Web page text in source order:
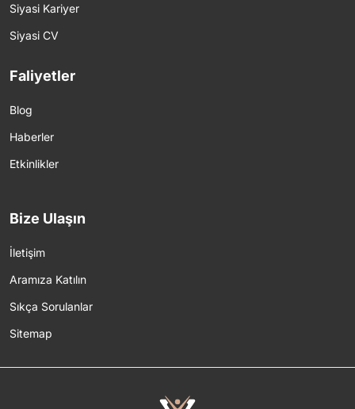
Siyasi Kariyer
Siyasi CV
Faliyetler
Blog
Haberler
Etkinlikler
Bize Ulaşın
İletişim
Aramıza Katılın
Sıkça Sorulanlar
Sitemap